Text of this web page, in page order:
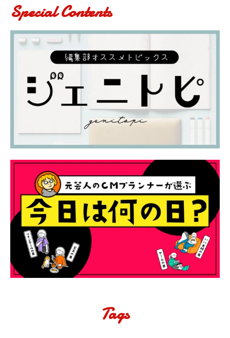
Special Contents
Tags